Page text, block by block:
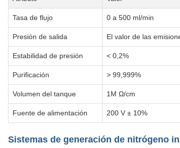
Tasa de flujo 0 a 500 ml/min
Presión de salida El valor de las
Estabilidad de presión < 0,2%
Purificación > 99,999%
Volumen del tanque 1M Ω/cm
Fuente de alimentación 200 V ± 10%
Sistemas de generación de nitrógeno